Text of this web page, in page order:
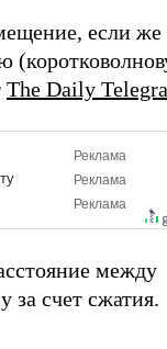
если же
The Daily
между
за счет сжатия.